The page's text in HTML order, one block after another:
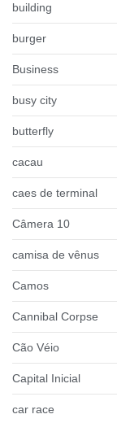
building
burger
Business
busy city
butterfly
cacau
caes de terminal
Câmera 10
camisa de vênus
Camos
Cannibal Corpse
Cão Véio
Capital Inicial
car race